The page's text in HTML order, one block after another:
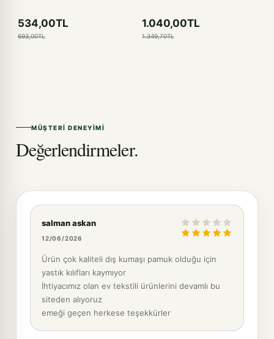
534,00TL
693,00TL
1.040,00TL
1.349,70TL
MÜŞTERI DENEYIMI
Değerlendirmeler.
salman askan
12/06/2026
Ürün çok kaliteli dış kumaşı pamuk olduğu için
yastık kılıfları kaymıyor
İhtiyacımız olan ev tekstili ürünlerini devamlı bu
siteden alıyoruz
emeği geçen herkese teşekkürler